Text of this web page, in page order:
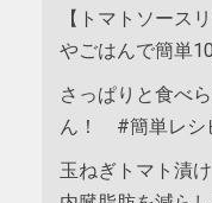
【トマトソース
やごはんで簡単
さっぱりと食べ
ん！ #簡単レシ
玉ねぎトマト漬